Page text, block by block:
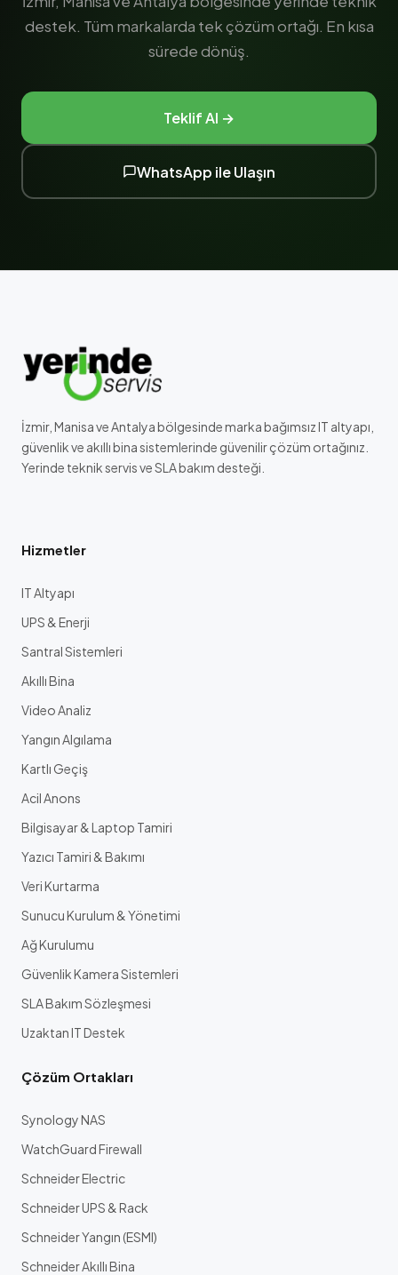
destek. Tüm markalarda tek çözüm ortağı. En kısa
sürede dönüş.
Teklif Al →
WhatsApp ile Ulaşın
İzmir, Manisa ve Antalya bölgesinde marka bağımsız IT altyapı,
güvenlik ve akıllı bina sistemlerinde güvenilir çözüm ortağınız.
Yerinde teknik servis ve SLA bakım desteği.
Hizmetler
IT Altyapı
UPS & Enerji
Santral Sistemleri
Akıllı Bina
Video Analiz
Yangın Algılama
Kartlı Geçiş
Acil Anons
Bilgisayar & Laptop Tamiri
Yazıcı Tamiri & Bakımı
Veri Kurtarma
Sunucu Kurulum & Yönetimi
Ağ Kurulumu
Güvenlik Kamera Sistemleri
SLA Bakım Sözleşmesi
Uzaktan IT Destek
Çözüm Ortakları
Synology NAS
WatchGuard Firewall
Schneider Electric
Schneider UPS & Rack
Schneider Yangın (ESMI)
Schneider Akıllı Bina